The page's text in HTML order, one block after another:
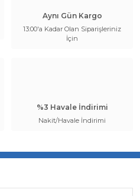
Aynı Gün Kargo
13:00'a Kadar Olan Siparişleriniz
İçin
%3 Havale İndirimi
Nakit/Havale İndirimi